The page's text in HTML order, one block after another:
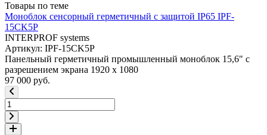
Товары по теме
Моноблок сенсорный герметичный с защитой IP65 IPF-
15CK5P
INTERPROF systems
Артикул: IPF-15CK5P
Панельный герметичный промышленный моноблок 15,6" с
разрешением экрана 1920 x 1080
97 000 руб.